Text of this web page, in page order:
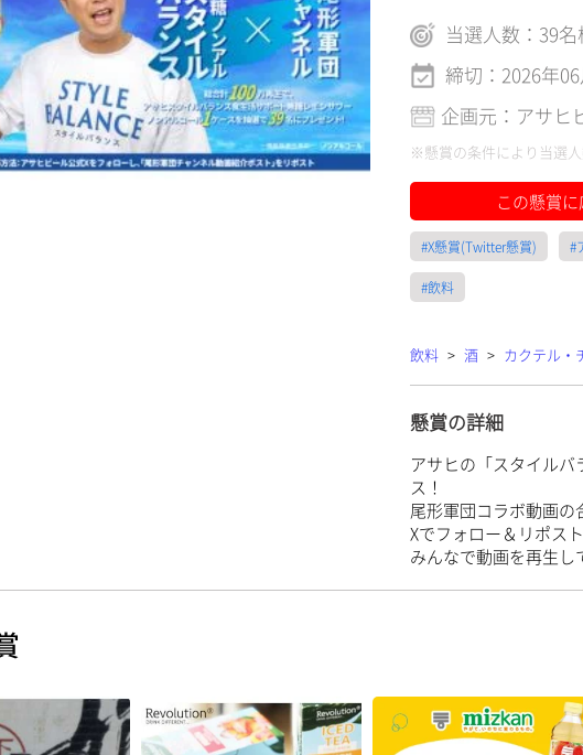
当選人数：39名
締切：2026年
企画元：アサヒ
※懸賞の条件により当選人
この懸賞
#X懸賞(Twitter懸賞) #
#飲料
飲料 > 酒 > カクテル・
懸賞の詳細
アサヒの「スタイル
ス！
尾形軍団コラボ動画の
Xでフォロー＆リポス
みんなで動画を再生し